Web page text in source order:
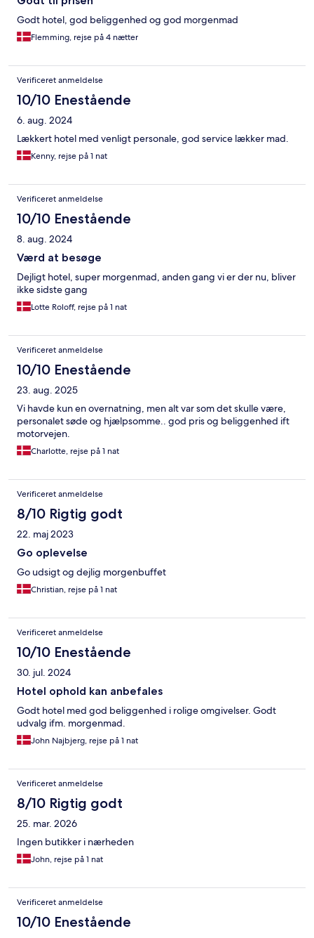
Godt hotel, god beliggenhed og god morgenmad
Flemming, rejse på 4 nætter
Verificeret anmeldelse
10/10 Enestående
6. aug. 2024
Lækkert hotel med venligt personale, god service lækker mad.
Kenny, rejse på 1 nat
Verificeret anmeldelse
10/10 Enestående
8. aug. 2024
Værd at besøge
Dejligt hotel, super morgenmad, anden gang vi er der nu, bliver
ikke sidste gang
Lotte Roloff, rejse på 1 nat
Verificeret anmeldelse
10/10 Enestående
23. aug. 2025
Vi havde kun en overnatning, men alt var som det skulle være,
personalet søde og hjælpsomme.. god pris og beliggenhed ift
motorvejen.
Charlotte, rejse på 1 nat
Verificeret anmeldelse
8/10 Rigtig godt
22. maj 2023
Go oplevelse
Go udsigt og dejlig morgenbuffet
Christian, rejse på 1 nat
Verificeret anmeldelse
10/10 Enestående
30. jul. 2024
Hotel ophold kan anbefales
Godt hotel med god beliggenhed i rolige omgivelser. Godt
udvalg ifm. morgenmad.
John Najbjerg, rejse på 1 nat
Verificeret anmeldelse
8/10 Rigtig godt
25. mar. 2026
Ingen butikker i nærheden
John, rejse på 1 nat
Verificeret anmeldelse
10/10 Enestående